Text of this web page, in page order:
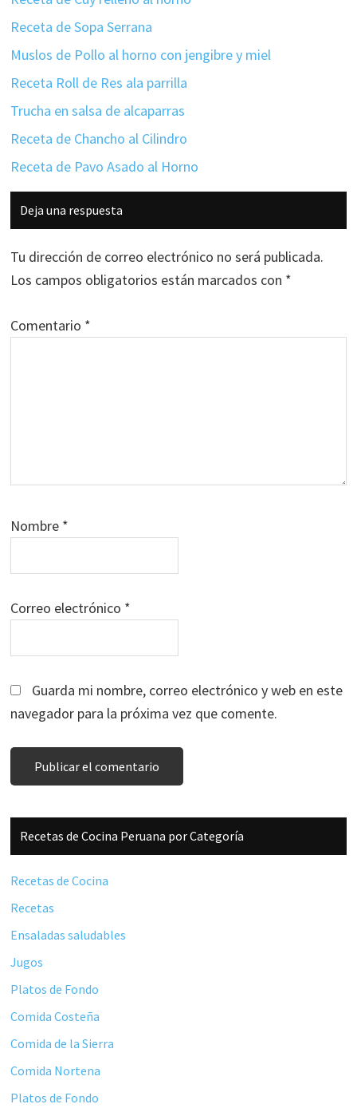
Receta de Sopa Serrana
Muslos de Pollo al horno con jengibre y miel
Receta Roll de Res ala parrilla
Trucha en salsa de alcaparras
Receta de Chancho al Cilindro
Receta de Pavo Asado al Horno
Interacciones
con
los
lectores
Deja una respuesta
Tu dirección de correo electrónico no será publicada.
Los campos obligatorios están marcados con *
Comentario *
Nombre *
Correo electrónico *
Guarda mi nombre, correo electrónico y web en este
navegador para la próxima vez que comente.
Barra
lateral
principal
Recetas de Cocina Peruana por Categoría
Recetas de Cocina
Recetas
Ensaladas saludables
Jugos
Platos de Fondo
Comida Costeña
Comida de la Sierra
Comida Nortena
Platos de Fondo